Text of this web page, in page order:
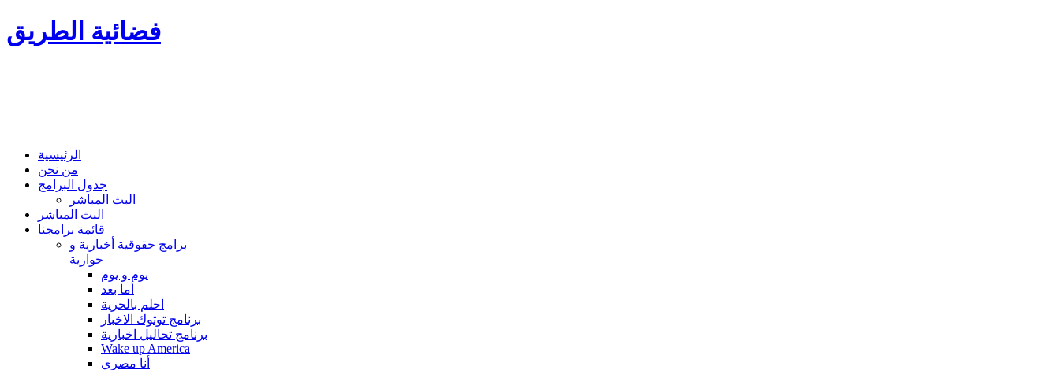
فضائية الطريق
الرئيسية
من نحن
جدول البرامج
البث المباشر
البث المباشر
قائمة برامجنا
برامج حقوقية أخبارية و
حوارية
يوم و يوم
أما بعد
احلم بالحرية
برنامج توتوك الاخبار
برنامج تحاليل اخبارية
Wake up America
أنا مصري